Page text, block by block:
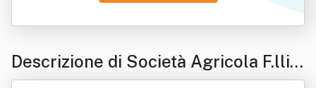
Descrizione di Società Agricola F.lli